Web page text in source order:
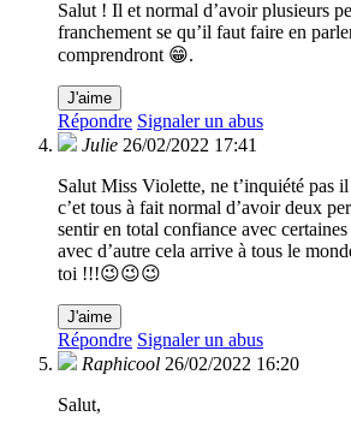
Salut ! Il et normal d’avoir plusieurs
franchement se qu’il faut faire en
comprendront 😁.
J'aime
Répondre Signaler un abus
Julie 26/02/2022 17:41
Salut Miss Violette, ne t’inquiété pas il
c’et tous à fait normal d’avoir deux
sentir en total confiance avec
avec d’autre cela arrive à tous le
toi !!!😉😉😉
J'aime
Répondre Signaler un abus
Raphicool 26/02/2022 16:20
Salut,